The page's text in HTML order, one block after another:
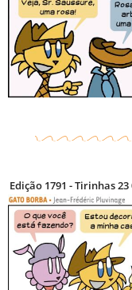
Edição 1791 - Tirinhas 23